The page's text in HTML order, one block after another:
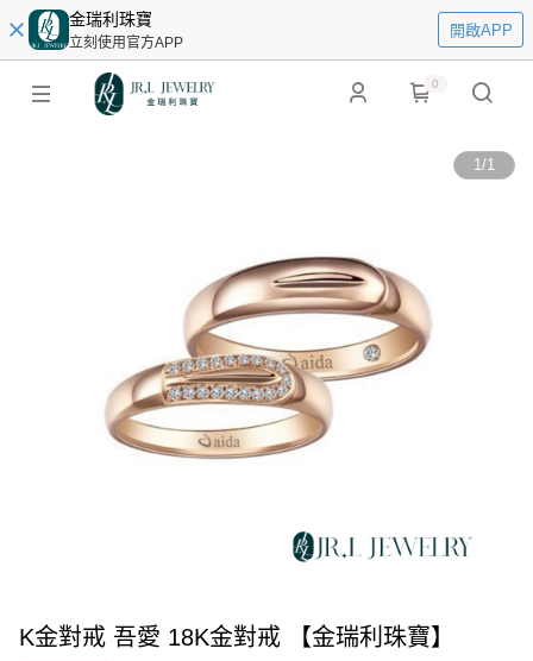
金瑞利珠寶
立刻使用官方APP
開啟APP
0
1/1
K金對戒 吾愛 18K金對戒 【金瑞利珠寶】